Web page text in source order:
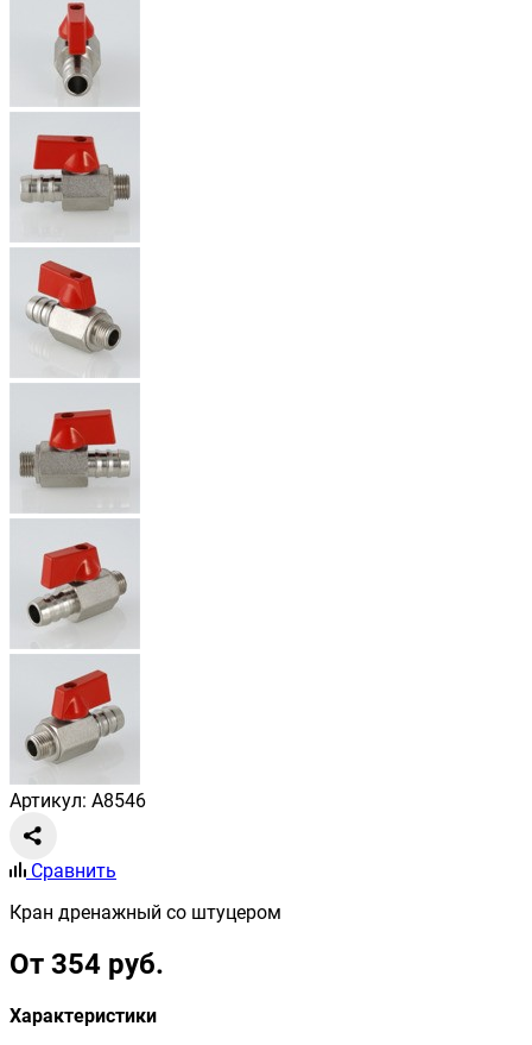
Артикул: A8546
Сравнить
Кран дренажный со штуцером
От 354 руб.
Характеристики